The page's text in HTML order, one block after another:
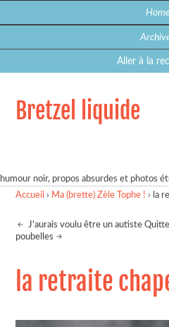
Home
Aller à la
Bretzel liquide
humour noir, propos absurdes et photos
Accueil › Ma (brette) Zèle Tophe ! › la
J'aurais voulu être un autiste
poubelles
la retraite